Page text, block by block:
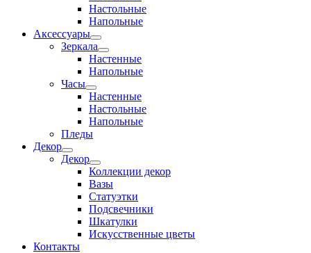
Настольные
Напольные
Аксессуары
Зеркала
Настенные
Напольные
Часы
Настенные
Настольные
Напольные
Пледы
Декор
Декор
Коллекции декор
Вазы
Статуэтки
Подсвечники
Шкатулки
Искусственные цветы
Контакты